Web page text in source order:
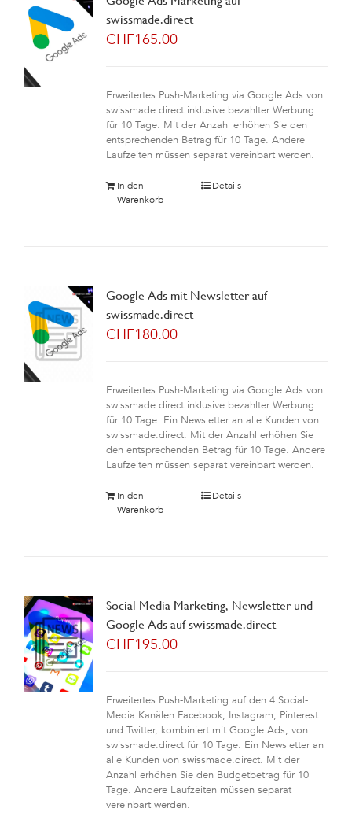
swissmade.direct
CHF165.00
Erweitertes Push-Marketing via Google Ads von
swissmade.direct inklusive bezahlter Werbung
für 10 Tage. Mit der Anzahl erhöhen Sie den
entsprechenden Betrag für 10 Tage. Andere
Laufzeiten müssen separat vereinbart werden.
In den
Warenkorb
Details
Google Ads mit Newsletter auf
swissmade.direct
CHF180.00
Erweitertes Push-Marketing via Google Ads von
swissmade.direct inklusive bezahlter Werbung
für 10 Tage. Ein Newsletter an alle Kunden von
swissmade.direct. Mit der Anzahl erhöhen Sie
den entsprechenden Betrag für 10 Tage. Andere
Laufzeiten müssen separat vereinbart werden.
In den
Warenkorb
Details
Social Media Marketing, Newsletter und
Google Ads auf swissmade.direct
CHF195.00
Erweitertes Push-Marketing auf den 4 Social-
Media Kanälen Facebook, Instagram, Pinterest
und Twitter, kombiniert mit Google Ads, von
swissmade.direct für 10 Tage. Ein Newsletter an
alle Kunden von swissmade.direct. Mit der
Anzahl erhöhen Sie den Budgetbetrag für 10
Tage. Andere Laufzeiten müssen separat
vereinbart werden.